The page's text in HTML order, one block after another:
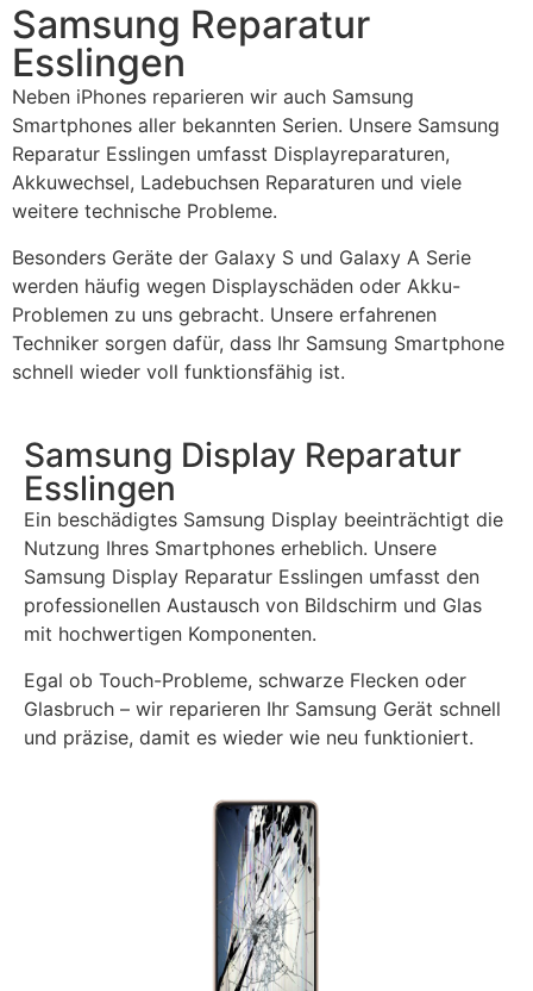
Samsung Reparatur
Esslingen
Neben iPhones reparieren wir auch Samsung
Smartphones aller bekannten Serien. Unsere Samsung
Reparatur Esslingen umfasst Displayreparaturen,
Akkuwechsel, Ladebuchsen Reparaturen und viele
weitere technische Probleme.
Besonders Geräte der Galaxy S und Galaxy A Serie
werden häufig wegen Displayschäden oder Akku-
Problemen zu uns gebracht. Unsere erfahrenen
Techniker sorgen dafür, dass Ihr Samsung Smartphone
schnell wieder voll funktionsfähig ist.
Samsung Display Reparatur
Esslingen
Ein beschädigtes Samsung Display beeinträchtigt die
Nutzung Ihres Smartphones erheblich. Unsere
Samsung Display Reparatur Esslingen umfasst den
professionellen Austausch von Bildschirm und Glas
mit hochwertigen Komponenten.
Egal ob Touch-Probleme, schwarze Flecken oder
Glasbruch – wir reparieren Ihr Samsung Gerät schnell
und präzise, damit es wieder wie neu funktioniert.